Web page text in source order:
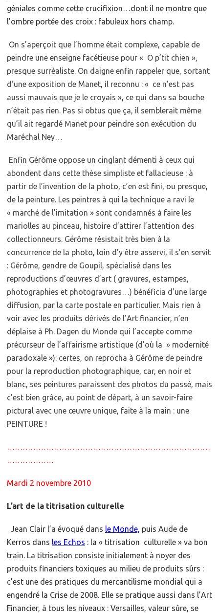
géniales comme cette crucifixion…dont il ne montre que
l’ombre portée des croix : fabuleux hors champ.
On s’aperçoit que l’homme était complexe, capable de
peindre une enseigne facétieuse pour « O p’tit chien »,
presque surréaliste. On daigne enfin rappeler que, sortant
d’une exposition de Manet, il reconnu : « ce n’est pas
aussi mauvais que je le croyais », ce qui dans sa bouche
n’était pas rien. Pas si obtus que ça, il semblerait même
qu’il ait regardé Manet pour peindre son exécution du
Maréchal Ney…
Enfin Gérôme oppose un cinglant démenti à ceux qui
abondent dans cette thèse simpliste et fallacieuse : à
partir de l’invention de la photo, c’en est fini, ou presque,
de la peinture. Les peintres à qui la technique a ravi le
« marché de l’imitation » sont condamnés à faire les
mariolles au pinceau, histoire d’attirer l’attention des
collectionneurs. Gérôme résistait très bien à la
concurrence de la photo, loin d’y être asservi, il s’en servit
: Gérôme, gendre de Goupil, spécialisé dans les
reproductions d’œuvres d’art ( gravures, estampes,
photographies et photogravures…) bénéficia d’une large
diffusion, par la carte postale en particulier. Mais rien à
voir avec les produits dérivés de l’Art financier, n’en
déplaise à Ph. Dagen du Monde qui l’accepte comme
précurseur de l’affairisme artistique (d’où la » modernité
paradoxale »): certes, on reprocha à Gérôme de peindre
pour la reproduction photographique, car, en noir et
blanc, ses peintures paraissent des photos du passé, mais
c’est bien grâce, au point de départ, à un savoir-faire
pictural avec une œuvre unique, faite à la main : une
PEINTURE !
……………………………………………………………………
………………
Mardi 2 novembre 2010
L’art de la titrisation culturelle
Jean Clair l’a évoqué dans le Monde, puis Aude de
Kerros dans les Echos : la « titrisation culturelle » va bon
train. La titrisation consiste initialement à noyer des
produits financiers toxiques au milieu de produits sûrs :
c’est une des pratiques du mercantilisme mondial qui a
engendré la Crise de 2008. Elle se pratique aussi dans l’Art
Financier, à tous les niveaux : Versailles, valeur sûre, se